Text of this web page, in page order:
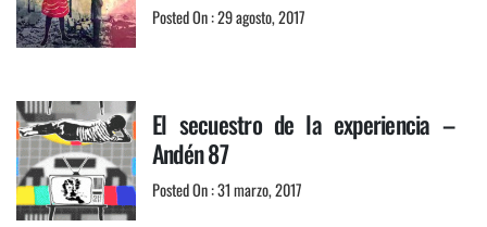
Posted On : 29 agosto, 2017
El secuestro de la experiencia –
Andén 87
Posted On : 31 marzo, 2017